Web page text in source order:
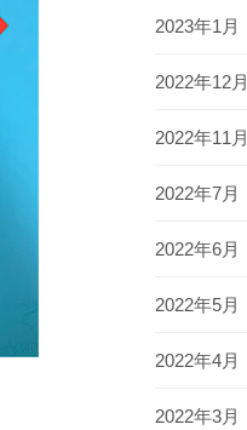
2023年1月
2022年12月
2022年11月
2022年7月
2022年6月
2022年5月
2022年4月
2022年3月